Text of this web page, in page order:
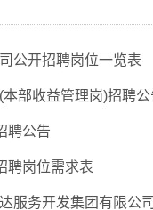
公开招聘岗位一览表
部收益管理岗)招聘公
聘公告
聘岗位需求表
服务开发集团有限公